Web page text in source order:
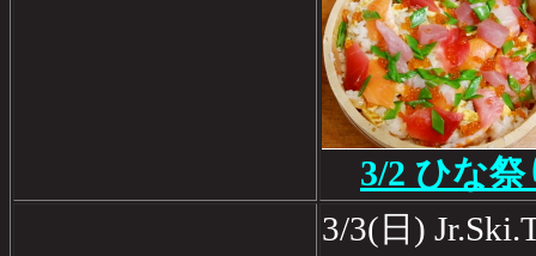
3/2 ひな
3/3(日)